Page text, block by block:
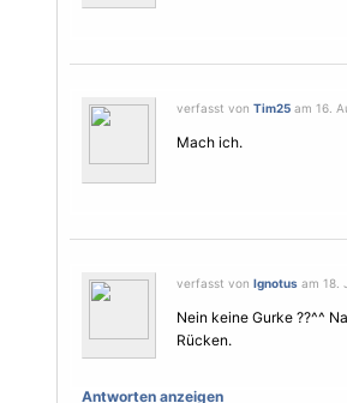
verfasst von Tim25 am 16.
Mach ich.
verfasst von Ignotus am 18.
Nein keine Gurke ??^^
Rücken.
Antworten anzeigen